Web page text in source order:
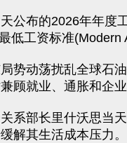
布的2026年年度工
低工资标准(Modern
动荡扰乱全球石油
顾就业、通胀和企
部长里什沃思当天
解其生活成本压力。